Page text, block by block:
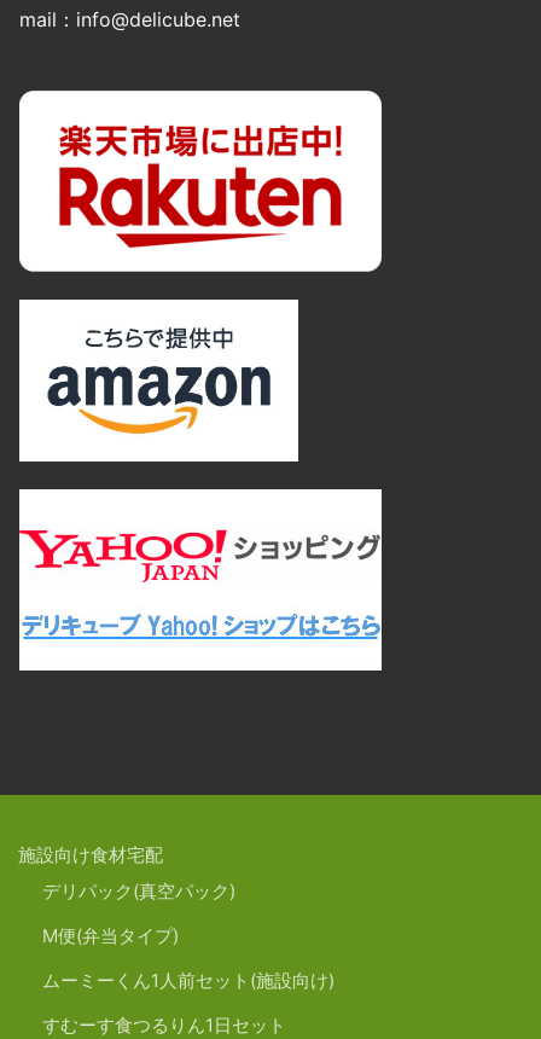
mail：info@delicube.net
施設向け食材宅配
デリパック(真空パック)
M便(弁当タイプ)
ムーミーくん1人前セット(施設向け)
すむーす食つるりん1日セット